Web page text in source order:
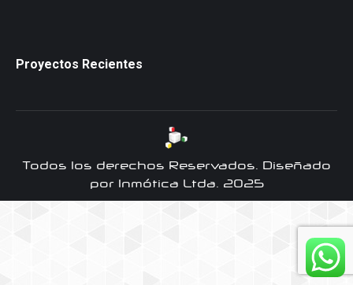
Proyectos Recientes
Todos los derechos Reservados. Diseñado
por Inmótica Ltda. 2025